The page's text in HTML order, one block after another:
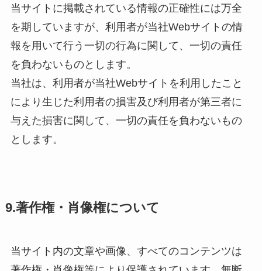
当サイトに掲載されている情報の正確性には万全
を期していますが、利用者が当社Webサイトの情
報を用いて行う一切の行為に関して、一切の責任
を負わないものとします。
当社は、利用者が当社Webサイトを利用したこと
により生じた利用者の損害及び利用者が第三者に
与えた損害に関して、一切の責任を負わないもの
とします。
9.著作権・肖像権について
当サイト内の文章や画像、すべてのコンテンツは